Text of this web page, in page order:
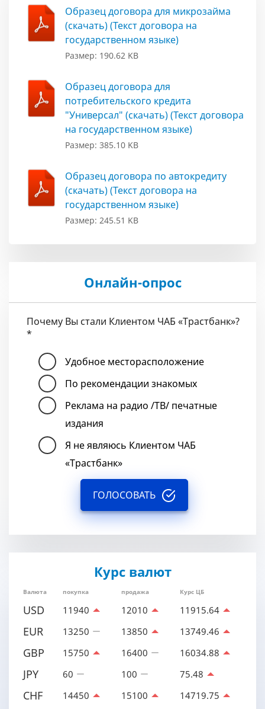
Образец договора для микрозайма
(скачать) (Текст договора на
государственном языке)
Размер: 190.62 KB
Образец договора для
потребительского кредита
"Универсал" (скачать) (Текст договора
на государственном языке)
Размер: 385.10 KB
Образец договора по автокредиту
(скачать) (Текст договора на
государственном языке)
Размер: 245.51 KB
Онлайн-опрос
Почему Вы стали Клиентом ЧАБ «Трастбанк»?
*
Удобное месторасположение
По рекомендации знакомых
Реклама на радио /ТВ/ печатные
издания
Я не являюсь Клиентом ЧАБ
«Трастбанк»
ГОЛОСОВАТЬ
Курс валют
Валюта покупка продажа Курс ЦБ
USD 11940 12010 11915.64
EUR 13250 13850 13749.46
GBP 15750 16400 16034.88
JPY 60 100 75.48
CHF 14450 15100 14719.75